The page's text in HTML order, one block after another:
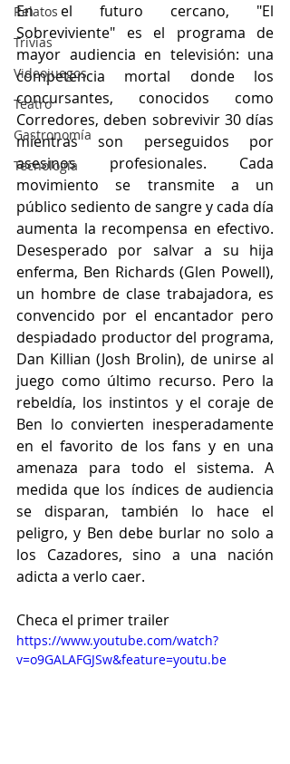
Relatos
Trivias
Videojuegos
Teatro
Gastronomía
Tecnología
En el futuro cercano, "El
Sobreviviente" es el programa de
mayor audiencia en televisión: una
competencia mortal donde los
concursantes, conocidos como
Corredores, deben sobrevivir 30 días
mientras son perseguidos por
asesinos profesionales. Cada
movimiento se transmite a un
público sediento de sangre y cada día
aumenta la recompensa en efectivo.
Desesperado por salvar a su hija
enferma, Ben Richards (Glen Powell),
un hombre de clase trabajadora, es
convencido por el encantador pero
despiadado productor del programa,
Dan Killian (Josh Brolin), de unirse al
juego como último recurso. Pero la
rebeldía, los instintos y el coraje de
Ben lo convierten inesperadamente
en el favorito de los fans y en una
amenaza para todo el sistema. A
medida que los índices de audiencia
se disparan, también lo hace el
peligro, y Ben debe burlar no solo a
los Cazadores, sino a una nación
adicta a verlo caer.
Checa el primer trailer
https://www.youtube.com/watch?
v=o9GALAFGJSw&feature=youtu.be